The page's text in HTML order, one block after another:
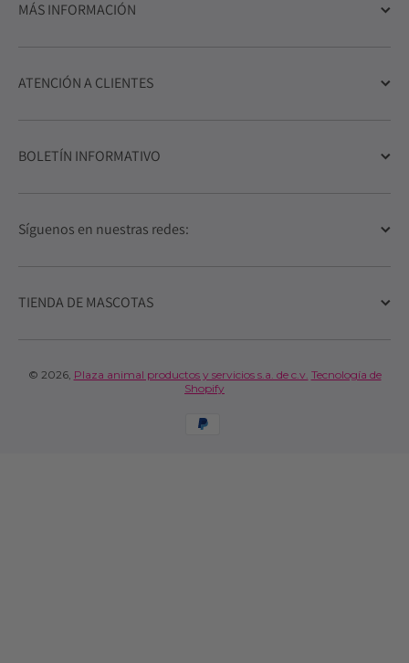
MÁS INFORMACIÓN
ATENCIÓN A CLIENTES
BOLETÍN INFORMATIVO
Síguenos en nuestras redes:
TIENDA DE MASCOTAS
© 2026, Plaza animal productos y servicios s.a. de c.v. Tecnología de
Shopify